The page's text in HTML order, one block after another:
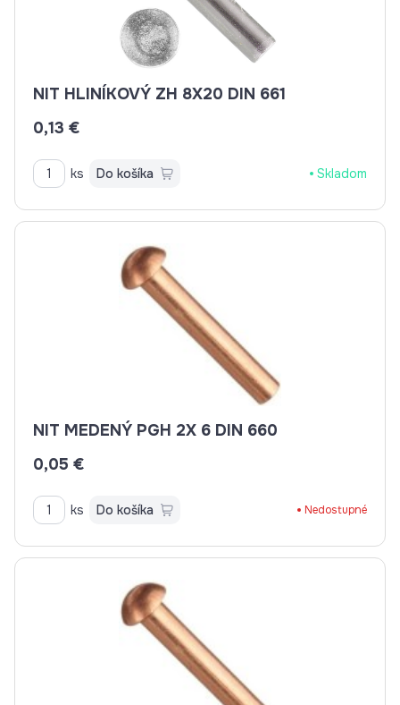
NIT HLINÍKOVÝ ZH 8X20 DIN 661
0,13 €
ks Do košíka Skladom
NIT MEDENÝ PGH 2X 6 DIN 660
0,05 €
ks Do košíka Nedostupné